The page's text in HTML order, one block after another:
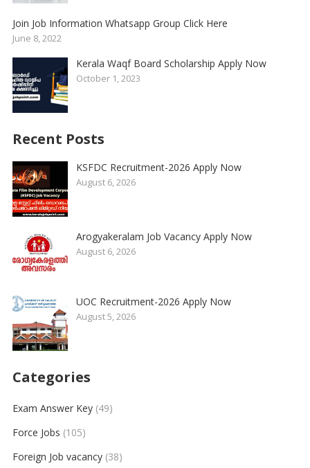
Join Job Information Whatsapp Group Click Here
June 8, 2022
Kerala Waqf Board Scholarship Apply Now
October 1, 2023
Recent Posts
KSFDC Recruitment-2026 Apply Now
August 6, 2026
Arogyakeralam Job Vacancy Apply Now
August 6, 2026
UOC Recruitment-2026 Apply Now
August 5, 2026
Categories
Exam Answer Key(49)
Force Jobs (105)
Foreign Job vacancy(38)